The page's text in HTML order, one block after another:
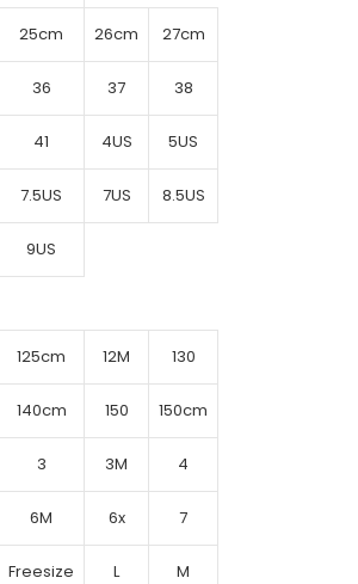
25cm 26cm 27cm
36 37 38
41 4US 5US
7.5US 7US 8.5US
9US
125cm 12M 130
140cm 150 150cm
3 3M 4
6M 6x 7
Freesize L M